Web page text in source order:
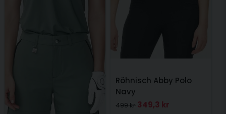
Röhnisch Abby Polo
Navy
499 kr 349,3 kr